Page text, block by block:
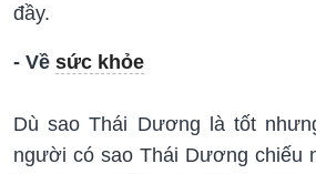
đầy.
- Về sức khỏe
Dù sao Thái Dương là tốt
người có sao Thái Dương chiếu